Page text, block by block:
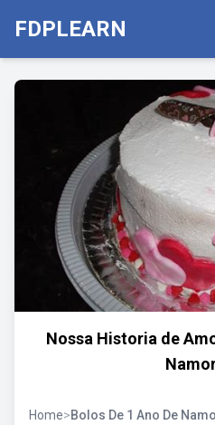
FDPLEARN
Nossa Historia de
Home>Bolos De 1 Ano De